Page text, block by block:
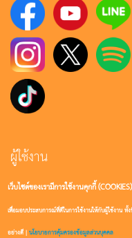
ผู้ใช้งาน
เข้าสู่ระบบ
สมัครสมาชิก
เว็บไซต์ของเรามีการใช้งานคุกกี้ (COOKIES)
เพื่อมอบประสบการณ์ที่ดีในการใช้งานให้กับผู้ใช้งาน ทั้
อย่างดี |นโยบายการคุ้มครองข้อมูลส่วนบุคคล